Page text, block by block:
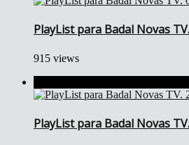
PlayList para Badal Novas
915 views
PlayList para Badal Novas